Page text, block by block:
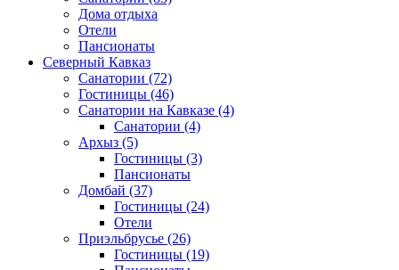
Дома отдыха
Отели
Пансионаты
Северный Кавказ
Санатории (72)
Гостиницы (46)
Санатории на Кавказе (4)
Санатории (4)
Архыз (5)
Гостиницы (3)
Пансионаты
Домбай (37)
Гостиницы (24)
Отели
Приэльбрусье (26)
Гостиницы (19)